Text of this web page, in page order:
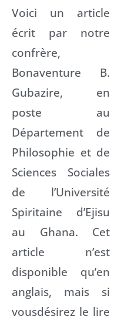
Voici un article
écrit par notre
confrère,
Bonaventure B.
Gubazire, en
poste au
Département de
Philosophie et de
Sciences Sociales
de l’Université
Spiritaine d’Ejisu
au Ghana. Cet
article n’est
disponible qu’en
anglais, mais si
vousdésirez le lire